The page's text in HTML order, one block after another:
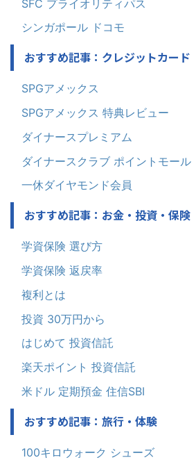
SFC プライオリティパス
シンガポール ドコモ
おすすめ記事：クレジットカード
SPGアメックス
SPGアメックス 特典レビュー
ダイナースプレミアム
ダイナースクラブ ポイントモール
一休ダイヤモンド会員
おすすめ記事：お金・投資・保険
学資保険 選び方
学資保険 返戻率
複利とは
投資 30万円から
はじめて 投資信託
楽天ポイント 投資信託
米ドル 定期預金 住信SBI
おすすめ記事：旅行・体験
100キロウォーク シューズ